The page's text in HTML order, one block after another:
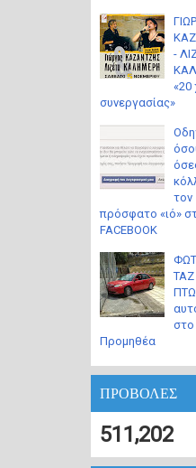
-
«20
συνεργασίας»
τον
πρόσφατο «ιό»
FACEBOOK
ΤΑΖ
στο
Προμηθέα
ΠΡΟΒΟΛΕΣ
511,202